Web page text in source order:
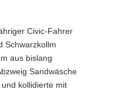
Civic-Fahrer
Schwarzkollm
aus bislang
Sandwäsche
kollidierte mit